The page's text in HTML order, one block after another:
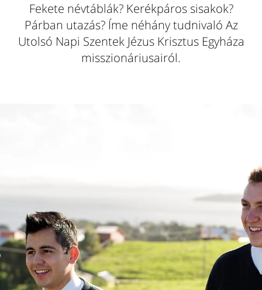
Fekete névtáblák? Kerékpáros sisakok?
Párban utazás? Íme néhány tudnivaló Az
Utolsó Napi Szentek Jézus Krisztus Egyháza
misszionáriusairól.